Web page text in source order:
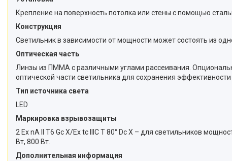
Крепление на поверхность потолка или стены с помощью
Конструкция
Светильник в зависимости от мощности может состоять из
Оптическая часть
Линзы из ПММА с различными углами рассеивания.
оптической части светильника для сохранения эффективности
Тип источника света
LED
Маркировка взрывозащиты
2 Ex nA II T6 Gc X/Ex tc IIIC T 80° Dc X – для светильников
Вт, 800 Вт.
Дополнительная информация